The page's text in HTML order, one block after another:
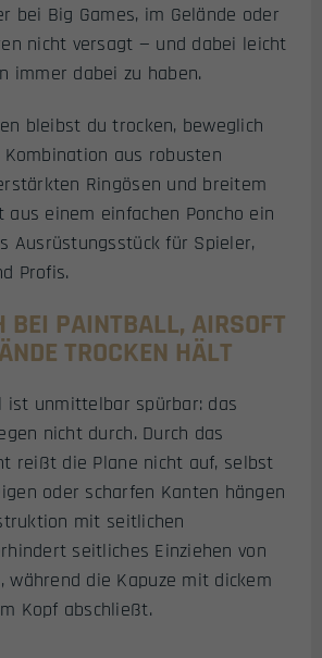
bei Big Games, im Gelände oder
nicht versagt — und dabei leicht
immer dabei zu haben.
bleibst du trocken, beweglich
aus robusten
Ringösen und breitem
aus einem einfachen Poncho ein
Ausrüstungsstück für Spieler,
Profis.
BEI PAINTBALL, AIRSOFT
TROCKEN HÄLT
ist unmittelbar spürbar: das
nicht durch. Durch das
reißt die Plane nicht auf, selbst
oder scharfen Kanten hängen
mit seitlichen
seitliches Einziehen von
während die Kapuze mit dickem
Kopf abschließt.